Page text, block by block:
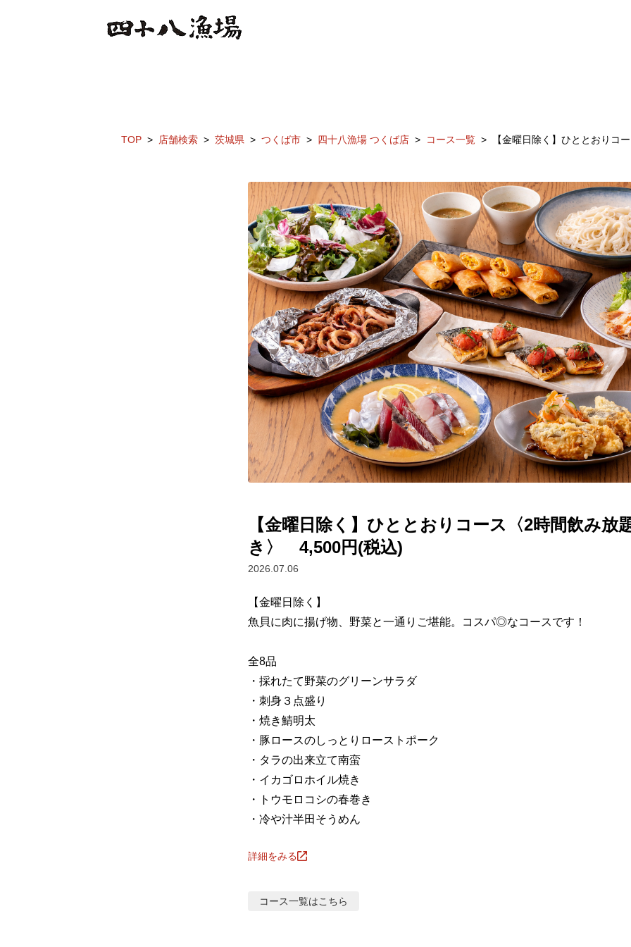
TOP 店舗検索 茨城県 つくば市 四十八漁場 つくば店 コース一覧 【金曜日除く】ひととおり
【金曜日除く】ひととおりコース〈2時間飲み放
き〉 4,500円(税込)
2026.07.06
【金曜日除く】
魚貝に肉に揚げ物、野菜と一通りご堪能。コスパ◎なコースです！
全8品
・採れたて野菜のグリーンサラダ
・刺身３点盛り
・焼き鯖明太
・豚ロースのしっとりローストポーク
・タラの出来立て南蛮
・イカゴロホイル焼き
・トウモロコシの春巻き
・冷や汁半田そうめん
詳細をみる
コース一覧はこちら